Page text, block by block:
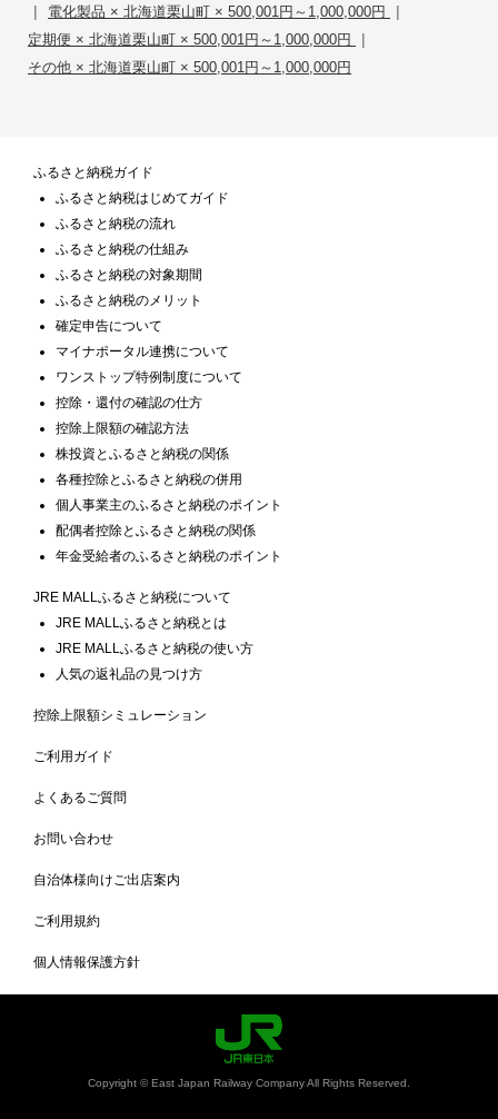
| 電化製品 × 北海道栗山町 × 500,001円～1,000,000円 |
定期便 × 北海道栗山町 × 500,001円～1,000,000円 |
その他 × 北海道栗山町 × 500,001円～1,000,000円
ふるさと納税ガイド
ふるさと納税はじめてガイド
ふるさと納税の流れ
ふるさと納税の仕組み
ふるさと納税の対象期間
ふるさと納税のメリット
確定申告について
マイナポータル連携について
ワンストップ特例制度について
控除・還付の確認の仕方
控除上限額の確認方法
株投資とふるさと納税の関係
各種控除とふるさと納税の併用
個人事業主のふるさと納税のポイント
配偶者控除とふるさと納税の関係
年金受給者のふるさと納税のポイント
JRE MALLふるさと納税について
JRE MALLふるさと納税とは
JRE MALLふるさと納税の使い方
人気の返礼品の見つけ方
控除上限額シミュレーション
ご利用ガイド
よくあるご質問
お問い合わせ
自治体様向けご出店案内
ご利用規約
個人情報保護方針
Copyright © East Japan Railway Company All Rights Reserved.